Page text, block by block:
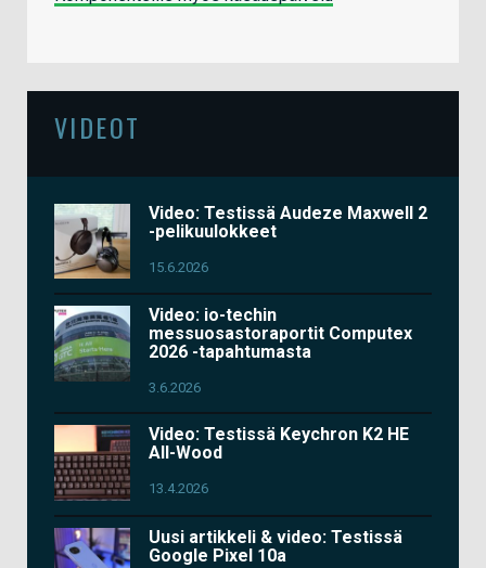
VIDEOT
Video: Testissä Audeze Maxwell 2
-pelikuulokkeet
15.6.2026
Video: io-techin
messuosastoraportit Computex
2026 -tapahtumasta
3.6.2026
Video: Testissä Keychron K2 HE
All-Wood
13.4.2026
Uusi artikkeli & video: Testissä
Google Pixel 10a